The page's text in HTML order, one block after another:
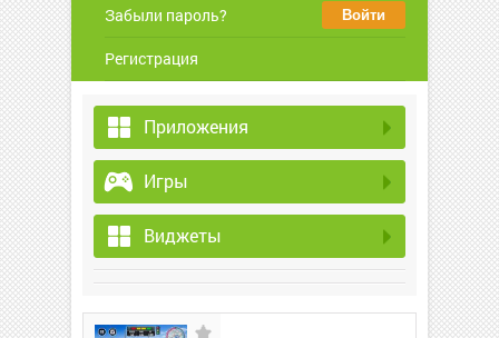
Забыли пароль?
Регистрация
Приложения
Игры
Виджеты